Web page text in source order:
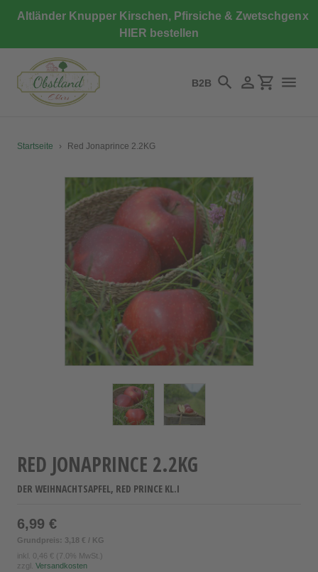
zumAltländer Knupper Kirschen, Pfirsiche & Zwetschgen
HIER bestellen
x
B2B SuchenEinloggen
Startseite › Red Jonaprince 2.2KG
RED JONAPRINCE 2.2KG
DER WEIHNACHTSAPFEL, RED PRINCE KL.I
6,99 €
Grundpreis: 3,18 € / KG
inkl. 0,46 € (7.0% MwSt.)
zzgl. Versandkosten